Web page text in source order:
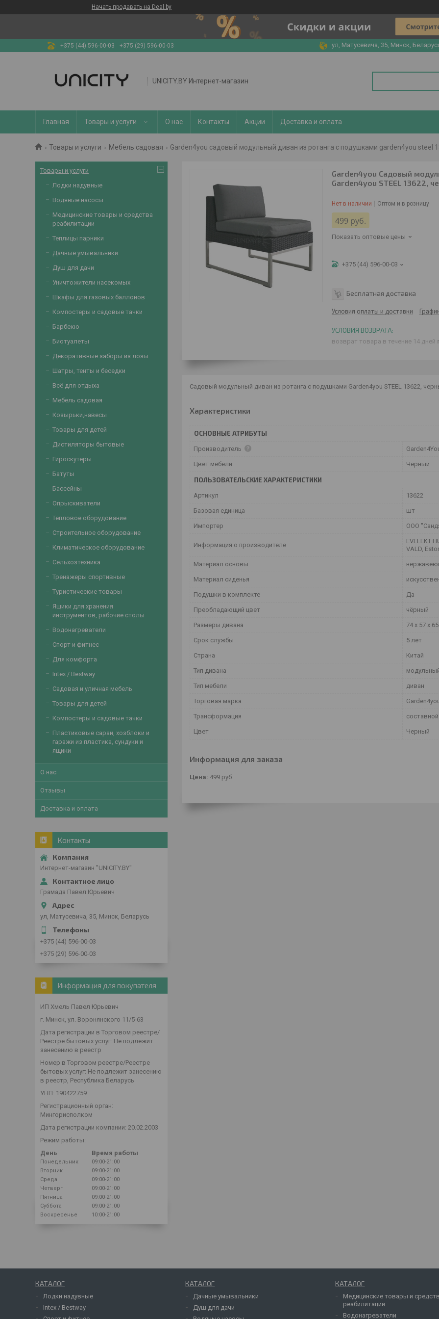
Начать продавать на Deal.by
+375 (44) 596-00-03 +375 (29) 596-00-03 ул, Матусевича, 35, Минск,
UNICITY.BY Интернет-магазин
Главная Товары и услуги О нас Контакты Акции Доставка и оплата
Товары и услуги Мебель садовая Garden4you садовый модульный диван из ротанга с подушками garden4you steel
Garden4you Садовый
Garden4you STEEL 13622,
Нет в наличии Оптом и в розницу
499 руб.
Показать оптовые цены
+375 (44) 596-00-03
Бесплатная доставка
Условия оплаты и доставки
возврат товара в течение 14 дней
Садовый модульный диван из ротанга с подушками Garden4you STEEL 13622,
Характеристики
ОСНОВНЫЕ АТРИБУТЫ
Производитель
Цвет мебели Черный
ПОЛЬЗОВАТЕЛЬСКИЕ ХАРАКТЕРИСТИКИ
Артикул 13622
Базовая единица шт
Импортер ООО
Информация о производителе
EVELEKT
VALD,
Материал основы
Материал сиденья
Подушки в комплекте Да
Преобладающий цвет чёрный
Размеры дивана 74 x 57 x
Срок службы 5 лет
Страна Китай
Тип дивана
Тип мебели диван
Торговая марка
Трансформация
Цвет Черный
Информация для заказа
Цена: 499 руб.
Товары и услуги
Лодки надувные
Водяные насосы
Медицинские товары и средства
реабилитации
Теплицы парники
Дачные умывальники
Душ для дачи
Уничтожители насекомых
Шкафы для газовых баллонов
Компостеры и садовые тачки
Барбекю
Биотуалеты
Декоративные заборы из лозы
Шатры, тенты и беседки
Всё для отдыха
Мебель садовая
Козырьки,навесы
Товары для детей
Дистиляторы бытовые
Гироскутеры
Батуты
Бассейны
Опрыскиватели
Тепловое оборудование
Строительное оборудование
Климатическое оборудование
Сельхозтехника
Тренажеры спортивные
Туристические товары
Ящики для хранения
инструментов, рабочие столы
Водонагреватели
Спорт и фитнес
Для комфорта
Intex / Bestway
Садовая и уличная мебель
Товары для детей
Компостеры и садовые тачки
Пластиковые сараи, хозблоки и
гаражи из пластика, сундуки и
ящики
О нас
Отзывы
Доставка и оплата
Контакты
Интернет-магазин "UNICITY.BY"
Грамада Павел Юрьевич
ул, Матусевича, 35, Минск, Беларусь
+375 (44) 596-00-03
+375 (29) 596-00-03
Информация для покупателя
ИП Хмель Павел Юрьевич
г. Минск, ул. Воронянского 11/5-63
Дата регистрации в Торговом реестре/
Реестре бытовых услуг: Не подлежит
занесению в реестр
Номер в Торговом реестре/Реестре
бытовых услуг: Не подлежит занесению
в реестр, Республика Беларусь
УНП: 190422759
Регистрационный орган:
Мингорисполком
Дата регистрации компании: 20.02.2003
Режим работы:
День
Время работы
Понедельник
09:00-21:00
Вторник
09:00-21:00
Среда
09:00-21:00
Четверг
09:00-21:00
Пятница
09:00-21:00
Суббота
09:00-21:00
Воскресенье
10:00-21:00
КАТАЛОГ
Лодки надувные
Intex / Bestway
КАТАЛОГ
Дачные умывальники
Душ для дачи
КАТАЛОГ
Медицинские товары и
реабилитации
Водонагреватели